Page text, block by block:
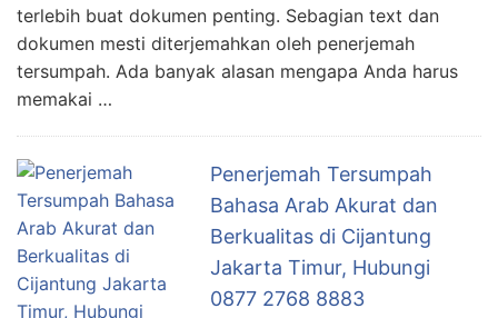
terlebih buat dokumen penting. Sebagian text dan
dokumen mesti diterjemahkan oleh penerjemah
tersumpah. Ada banyak alasan mengapa Anda harus
memakai …
Penerjemah Tersumpah
Bahasa Arab Akurat dan
Berkualitas di Cijantung
Jakarta Timur, Hubungi
0877 2768 8883